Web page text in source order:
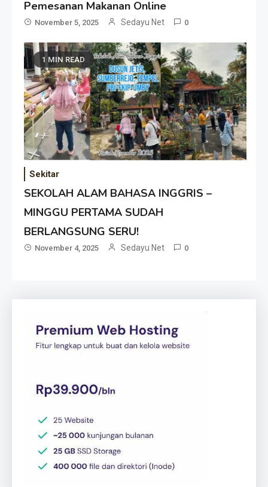
Pemesanan Makanan Online
November 5, 2025 Sedayu Net 0
1 MIN READ
Sekitar
SEKOLAH ALAM BAHASA INGGRIS –
MINGGU PERTAMA SUDAH
BERLANGSUNG SERU!
November 4, 2025 Sedayu Net 0